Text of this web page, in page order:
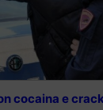
cocaina e